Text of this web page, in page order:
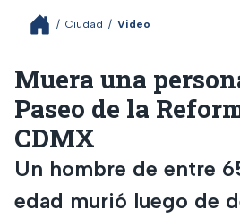
/ Ciudad / Video
Muera una
Paseo de la
CDMX
Un hombre de entre
edad murió luego de